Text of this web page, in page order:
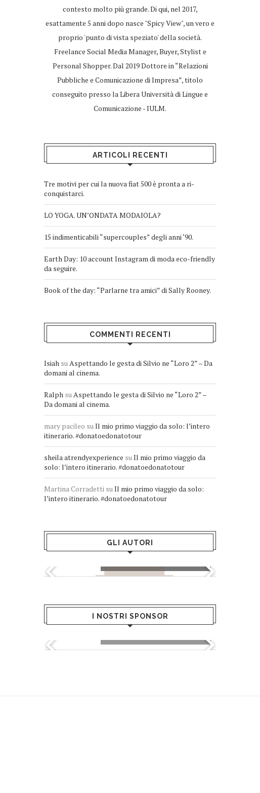
contesto molto più grande. Di qui, nel 2017,
esattamente 5 anni dopo nasce "Spicy View", un vero e
proprio 'punto di vista speziato' della società.
Freelance Social Media Manager, Buyer, Stylist e
Personal Shopper. Dal 2019 Dottore in “Relazioni
Pubbliche e Comunicazione di Impresa”, titolo
conseguito presso la Libera Università di Lingue e
Comunicazione - IULM.
ARTICOLI RECENTI
Tre motivi per cui la nuova fiat 500 è pronta a ri-
conquistarci.
LO YOGA. UN’ONDATA MODAIOLA?
15 indimenticabili “supercouples” degli anni ‘90.
Earth Day: 10 account Instagram di moda eco-friendly
da seguire.
Book of the day: “Parlarne tra amici” di Sally Rooney.
COMMENTI RECENTI
Isiah suAspettando le gesta di Silvio ne “Loro 2” – Da
domani al cinema.
Ralph suAspettando le gesta di Silvio ne “Loro 2” –
Da domani al cinema.
mary pacileo suIl mio primo viaggio da solo: l’intero
itinerario. #donatoedonatotour
sheila atrendyexperience suIl mio primo viaggio da
solo: l’intero itinerario. #donatoedonatotour
Martina Corradetti suIl mio primo viaggio da solo:
l’intero itinerario. #donatoedonatotour
GLI AUTORI
I NOSTRI SPONSOR